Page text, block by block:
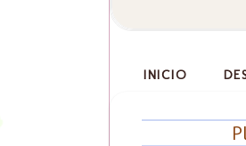
INICIO